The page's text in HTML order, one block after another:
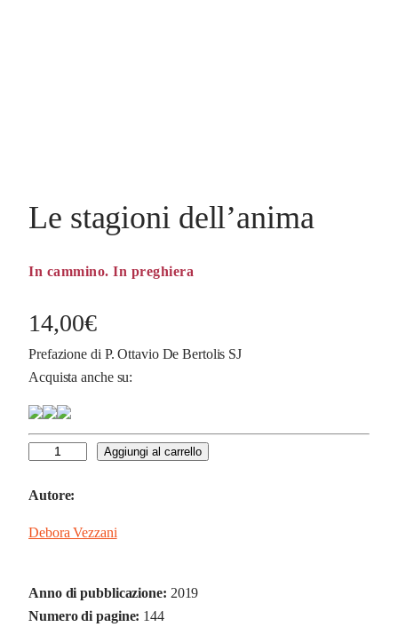
Le stagioni dell’anima
In cammino. In preghiera
14,00€
Prefazione di P. Ottavio De Bertolis SJ
Acquista anche su:
s
a
i
o
Aggiungi al carrello
Autore:
Debora Vezzani
Anno di pubblicazione: 2019
Numero di pagine: 144